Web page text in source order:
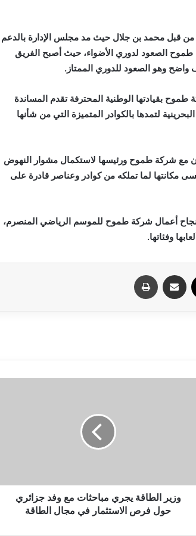
مشاركة عبر البريد
وزير الطاقة يجري مباحثات مع وفد جزائري
حول فرص الاستثمار في مجال الطاقة